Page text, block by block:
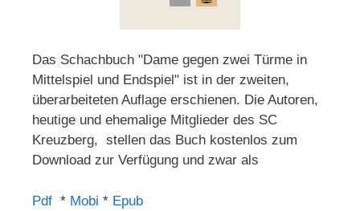
Das Schachbuch "Dame gegen zwei Türme in
Mittelspiel und Endspiel" ist in der zweiten,
überarbeiteten Auflage erschienen. Die Autoren,
heutige und ehemalige Mitglieder des SC
Kreuzberg, stellen das Buch kostenlos zum
Download zur Verfügung und zwar als
Pdf * Mobi * Epub